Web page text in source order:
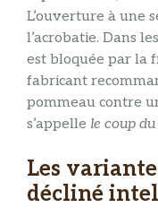
L’ouverture à une
l’acrobatie. Dans
est bloquée par la
fabricant
pommeau contre
s’appelle le coup
Les
décliné